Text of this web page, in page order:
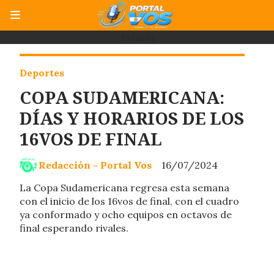
COPA SUDAMERICANA:
DÍAS Y HORARIOS DE LOS
16VOS DE FINAL
La Copa Sudamericana regresa esta semana
con el inicio de los 16vos de final, con el cuadro
ya conformado y ocho equipos en octavos de
final esperando rivales.
Deportes
16/07/2024
Redacción - Portal Vos